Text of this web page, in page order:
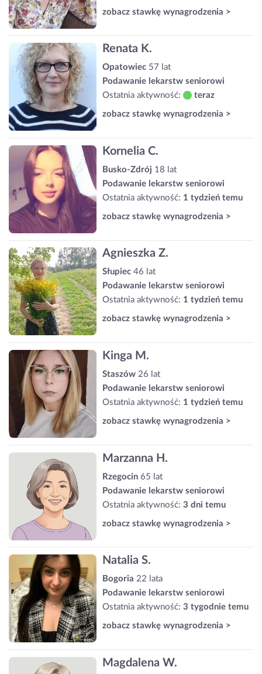
zobacz stawkę wynagrodzenia >
Renata K.
Opatowiec 57 lat
Podawanie lekarstw seniorowi
Ostatnia aktywność:
teraz
zobacz stawkę wynagrodzenia >
Kornelia C.
Busko-Zdrój 18 lat
Podawanie lekarstw seniorowi
Ostatnia aktywność: 1 tydzień temu
zobacz stawkę wynagrodzenia >
Agnieszka Z.
Słupiec 46 lat
Podawanie lekarstw seniorowi
Ostatnia aktywność: 1 tydzień temu
zobacz stawkę wynagrodzenia >
Kinga M.
Staszów 26 lat
Podawanie lekarstw seniorowi
Ostatnia aktywność: 1 tydzień temu
zobacz stawkę wynagrodzenia >
Marzanna H.
Rzegocin 65 lat
Podawanie lekarstw seniorowi
Ostatnia aktywność: 3 dni temu
zobacz stawkę wynagrodzenia >
Natalia S.
Bogoria 22 lata
Podawanie lekarstw seniorowi
Ostatnia aktywność: 3 tygodnie temu
zobacz stawkę wynagrodzenia >
Magdalena W.